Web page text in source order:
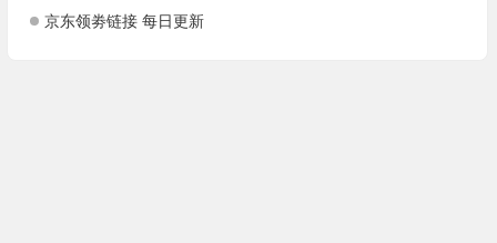
京东领劵链接 每日更新